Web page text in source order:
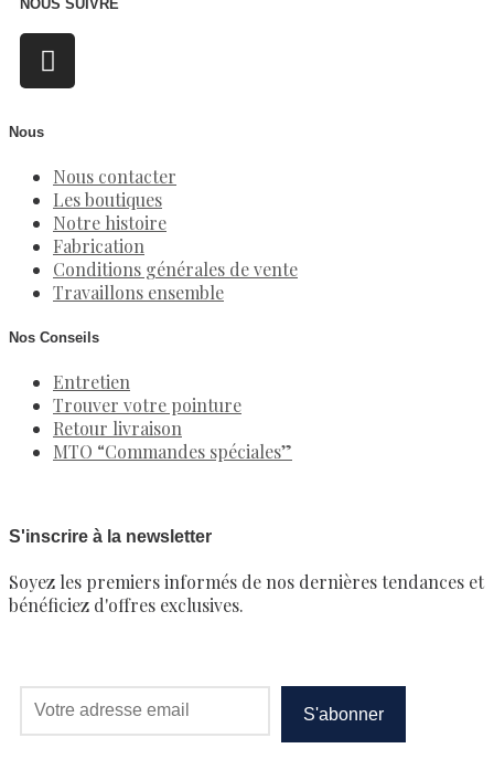
NOUS SUIVRE
Nous
Nous contacter
Les boutiques
Notre histoire
Fabrication
Conditions générales de vente
Travaillons ensemble
Nos Conseils
Entretien
Trouver votre pointure
Retour livraison
MTO “Commandes spéciales”
S'inscrire à la newsletter
Soyez les premiers informés de nos dernières tendances et
bénéficiez d'offres exclusives.